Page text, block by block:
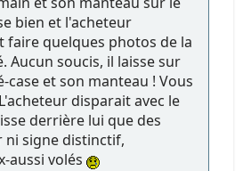
bien et l'acheteur
faire quelques photos de la
Aucun soucis, il laisse sur
case et son manteau ! Vous
disparait avec le
derrière lui que des
ni signe distinctif,
aussi volés